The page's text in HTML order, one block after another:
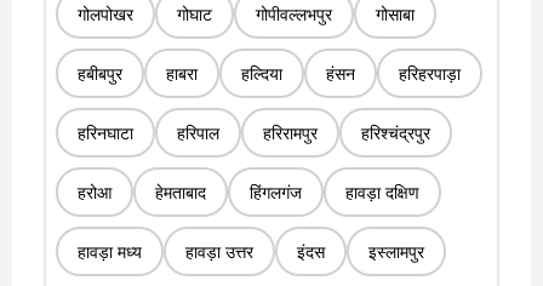
गोलपोखर गोघाट गोपीवल्लभपुर गोसाबा
हबीबपुर हाबरा हल्दिया हंसन हरिहरपाड़ा
हरिनघाटा हरिपाल हरिरामपुर हरिश्चंद्रपुर
हरोआ हेमताबाद हिंगलगंज हावड़ा दक्षिण
हावड़ा मध्य हावड़ा उत्तर इंदस इस्लामपुर